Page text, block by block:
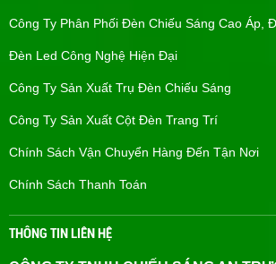
Công Ty Phân Phối Đèn Chiếu Sáng Cao Áp,
Đèn Led Công Nghệ Hiện Đại
Công Ty Sản Xuất Trụ Đèn Chiếu Sáng
Công Ty Sản Xuất Cột Đèn Trang Trí
Chính Sách Vận Chuyển Hàng Đến Tận Nơi
Chính Sách Thanh Toán
THÔNG TIN LIÊN HỆ